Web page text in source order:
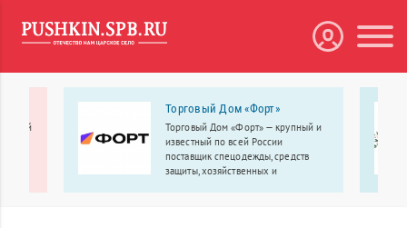
Торговый Дом «Форт»
Торговый Дом «Форт» — крупный и
известный по всей России
поставщик спецодежды, средств
защиты, хозяйственных и